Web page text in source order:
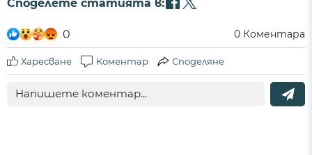
Споделете статията в:
0 0 Коментара
Харесване Коментар Споделяне